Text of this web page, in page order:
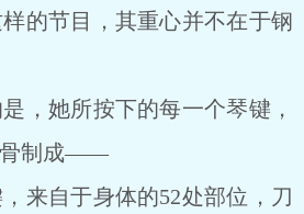
节目，其重心并不在于钢
她所按下的每一个琴键，
骨制成――
自于身体的52处部位，刀